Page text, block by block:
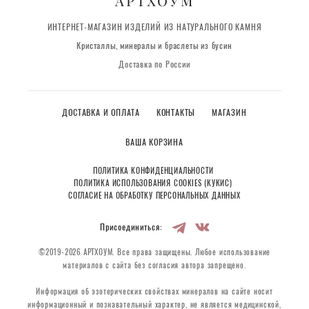
ИНТЕРНЕТ-МАГАЗИН ИЗДЕЛИЙ ИЗ НАТУРАЛЬНОГО КАМНЯ
Кристаллы, минералы и браслеты из бусин
Доставка по России
ДОСТАВКА И ОПЛАТА КОНТАКТЫ МАГАЗИН
ВАША КОРЗИНА
ПОЛИТИКА КОНФИДЕНЦИАЛЬНОСТИ
ПОЛИТИКА ИСПОЛЬЗОВАНИЯ COOKIES (КУКИС)
СОГЛАСИЕ НА ОБРАБОТКУ ПЕРСОНАЛЬНЫХ ДАННЫХ
Присоединиться:
©2019-2026 АРТХОУМ. Все права защищены. Любое использование
материалов с сайта без согласия автора запрещено.
Информация об эзотерических свойствах минералов на сайте носит
информационный и познавательный характер, не является медицинской,